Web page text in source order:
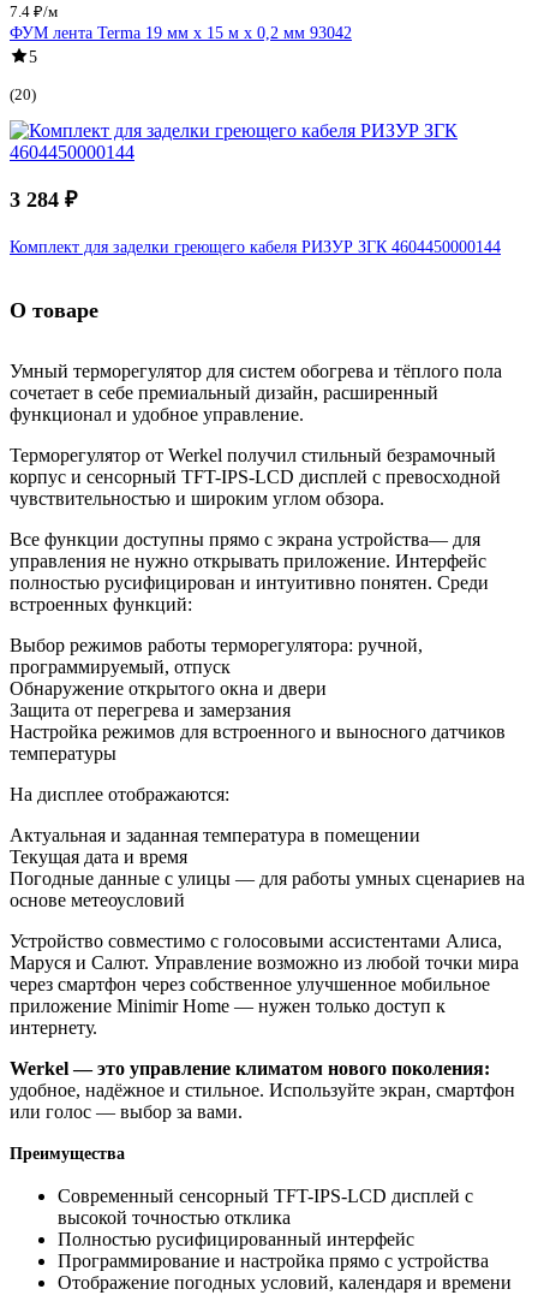
7.4 ₽/м
ФУМ лента Terma 19 мм х 15 м х 0,2 мм 93042
5
(20)
3 284 ₽
Комплект для заделки греющего кабеля РИЗУР ЗГК 4604450000144
О товаре
Умный терморегулятор для систем обогрева и тёплого пола
сочетает в себе премиальный дизайн, расширенный
функционал и удобное управление.
Терморегулятор от Werkel получил стильный безрамочный
корпус и сенсорный TFT-IPS-LCD дисплей с превосходной
чувствительностью и широким углом обзора.
Все функции доступны прямо с экрана устройства— для
управления не нужно открывать приложение. Интерфейс
полностью русифицирован и интуитивно понятен. Среди
встроенных функций:
Выбор режимов работы терморегулятора: ручной,
программируемый, отпуск
Обнаружение открытого окна и двери
Защита от перегрева и замерзания
Настройка режимов для встроенного и выносного датчиков
температуры
На дисплее отображаются:
Актуальная и заданная температура в помещении
Текущая дата и время
Погодные данные с улицы — для работы умных сценариев на
основе метеоусловий
Устройство совместимо с голосовыми ассистентами Алиса,
Маруся и Салют. Управление возможно из любой точки мира
через смартфон через собственное улучшенное мобильное
приложение Minimir Home — нужен только доступ к
интернету.
Werkel — это управление климатом нового поколения:
удобное, надёжное и стильное. Используйте экран, смартфон
или голос — выбор за вами.
Преимущества
Современный сенсорный TFT-IPS-LCD дисплей с
высокой точностью отклика
Полностью русифицированный интерфейс
Программирование и настройка прямо с устройства
Отображение погодных условий, календаря и времени